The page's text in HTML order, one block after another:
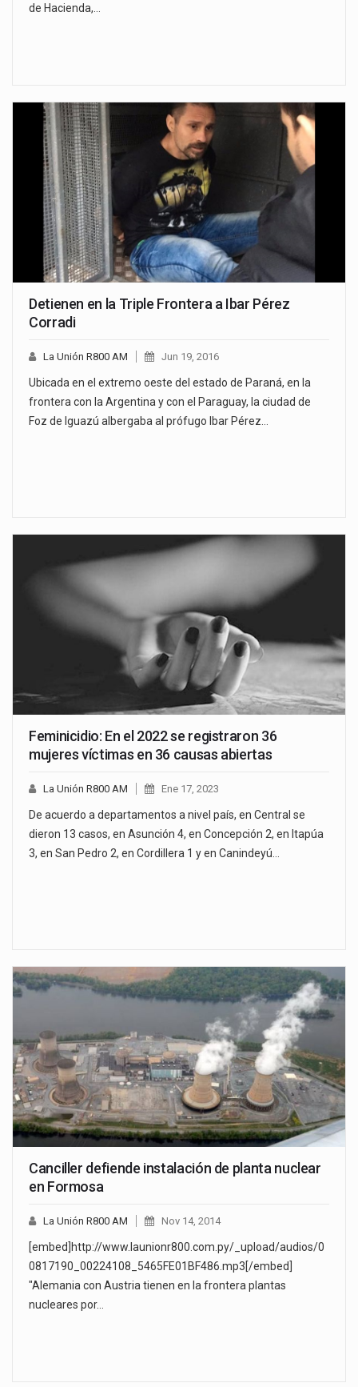
de Hacienda,…
Detienen en la Triple Frontera a Ibar Pérez
Corradi
La Unión R800 AM Jun 19, 2016
Ubicada en el extremo oeste del estado de Paraná, en la
frontera con la Argentina y con el Paraguay, la ciudad de
Foz de Iguazú albergaba al prófugo Ibar Pérez…
Feminicidio: En el 2022 se registraron 36
mujeres víctimas en 36 causas abiertas
La Unión R800 AM Ene 17, 2023
De acuerdo a departamentos a nivel país, en Central se
dieron 13 casos, en Asunción 4, en Concepción 2, en Itapúa
3, en San Pedro 2, en Cordillera 1 y en Canindeyú…
Canciller defiende instalación de planta nuclear
en Formosa
La Unión R800 AM Nov 14, 2014
[embed]http://www.launionr800.com.py/_upload/audios/0
0817190_00224108_5465FE01BF486.mp3[/embed]
"Alemania con Austria tienen en la frontera plantas
nucleares por…